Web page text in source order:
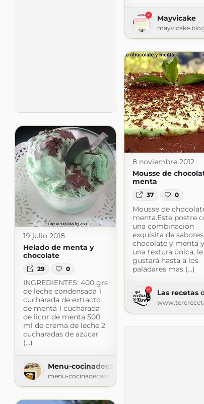
Mayvicake
8 noviembre 2012
Mousse de
menta
37 0
Mousse de
menta.Este postre
una combinación
exquisita de
chocolate y menta y
una textura única, le
gustará hasta a los
paladares mas (...)
Las recetas
19 julio 2018
Helado de menta y
chocolate
29 0
INGREDIENTES: 400 grs
de leche condensada 1
cucharada de extracto
de menta 1 cucharada
de licor de menta 500
ml de crema de leche 2
cucharadas de azúcar
(...)
Menu-cocinadecasa
menu-cocinadecasa.blogspot.com